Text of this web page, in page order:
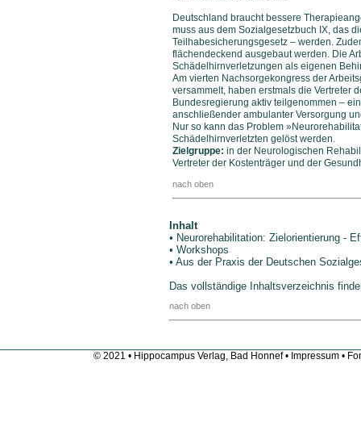
Deutschland braucht bessere
muss aus dem Sozialgesetzbuch IX, das
Teilhabesicherungsgesetz – werden.
flächendeckend ausgebaut werden. Die
Schädelhirnverletzungen als eigenen
Am vierten Nachsorgekongress der
versammelt, haben erstmals die Vertreter
Bundesregierung aktiv teilgenommen –
anschließender ambulanter Versorgung
Nur so kann das Problem
Schädelhirnverletzten gelöst werden.
Zielgruppe: in der Neurologischen
Vertreter der Kostenträger und der
nach oben
Inhalt
• Neurorehabilitation: Zielorientierung -
• Workshops
• Aus der Praxis der Deutschen
Das vollständige Inhaltsverzeichnis
nach oben
© 2021 • Hippocampus Verlag, Bad Honnef • Impressum •